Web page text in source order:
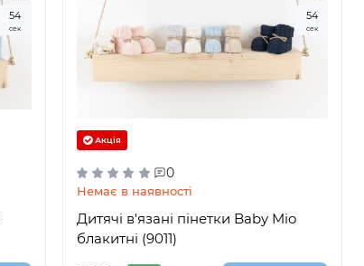
53
сек
Акція
53
сек
0
Немає в наявності
Дитячі в'язані пінетки Baby Mio
блакитні (9011)